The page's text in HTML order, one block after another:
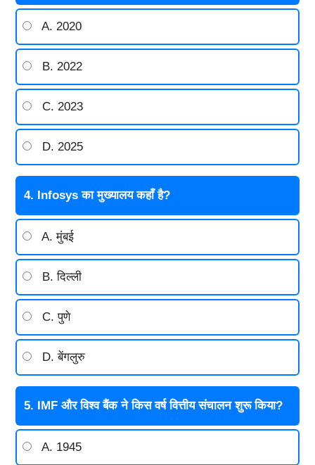
A. 2020
B. 2022
C. 2023
D. 2025
4. Infosys का मुख्यालय कहाँ है?
A. मुंबई
B. दिल्ली
C. पुणे
D. बेंगलुरु
5. IMF और विश्व बैंक ने किस वर्ष वित्तीय संचालन शुरू किया?
A. 1945